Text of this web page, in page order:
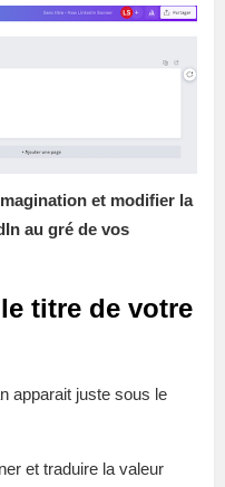
et modifier la
au gré de vos
titre de votre
apparait juste sous le
et traduire la valeur